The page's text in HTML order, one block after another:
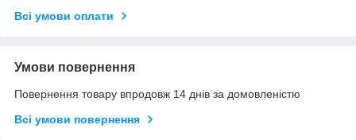
Всі умови оплати
Умови повернення
Повернення товару впродовж 14 днів за домовленістю
Всі умови повернення